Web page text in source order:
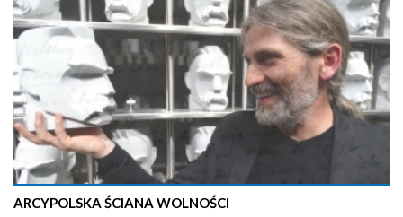
ARCYPOLSKA ŚCIANA WOLNOŚCI